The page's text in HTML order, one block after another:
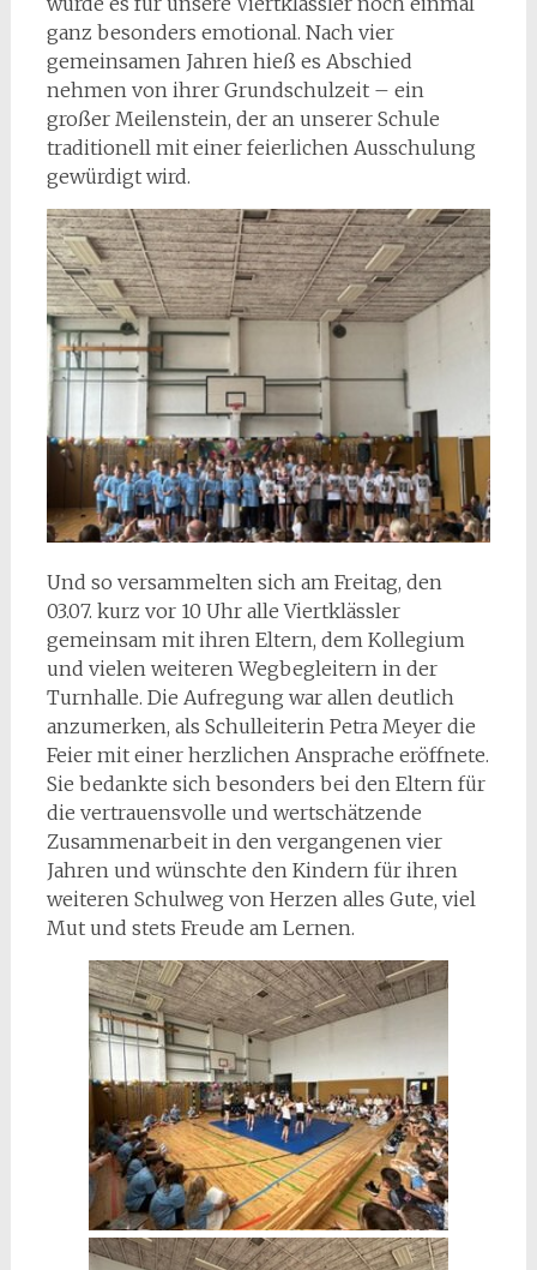
ganz besonders emotional. Nach vier
gemeinsamen Jahren hieß es Abschied
nehmen von ihrer Grundschulzeit – ein
großer Meilenstein, der an unserer Schule
traditionell mit einer feierlichen Ausschulung
gewürdigt wird.
Und so versammelten sich am Freitag, den
03.07. kurz vor 10 Uhr alle Viertklässler
gemeinsam mit ihren Eltern, dem Kollegium
und vielen weiteren Wegbegleitern in der
Turnhalle. Die Aufregung war allen deutlich
anzumerken, als Schulleiterin Petra Meyer die
Feier mit einer herzlichen Ansprache eröffnete.
Sie bedankte sich besonders bei den Eltern für
die vertrauensvolle und wertschätzende
Zusammenarbeit in den vergangenen vier
Jahren und wünschte den Kindern für ihren
weiteren Schulweg von Herzen alles Gute, viel
Mut und stets Freude am Lernen.